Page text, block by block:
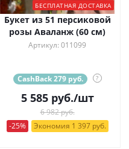
БЕСПЛАТНАЯ ДОСТАВКА
Букет из 51 персиковой
розы Аваланж (60 см)
Артикул: 011099
CashBack 279 руб. ?
5 585руб./шт
6 982 руб.
-25%
Экономия 1 397 руб.